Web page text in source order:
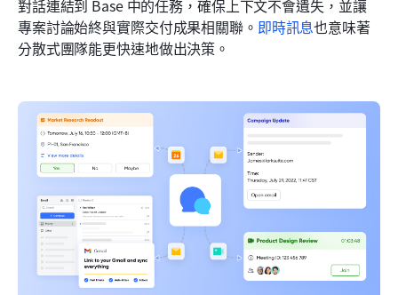
對話連結到 Base 中的任務，確保上下文不會遺失，並讓
專案討論始終與實際交付成果相關聯。 即時訊息也意味著
分散式團隊能更快速地做出決策。